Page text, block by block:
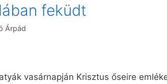
feküdt
Árpád
vasárnapján Krisztus őseire